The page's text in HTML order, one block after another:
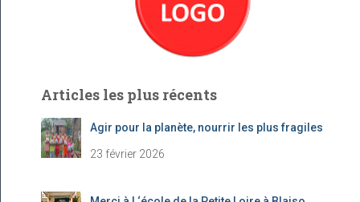
Articles les plus récents
Agir pour la planète, nourrir les plus fragiles
23 février 2026